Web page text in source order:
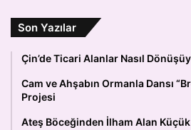
Son Yazılar
Çin’de Ticari Alanlar Nasıl
Cam ve Ahşabın Ormanla Dansı
Projesi
Ateş Böceğinden İlham Alan Küçük